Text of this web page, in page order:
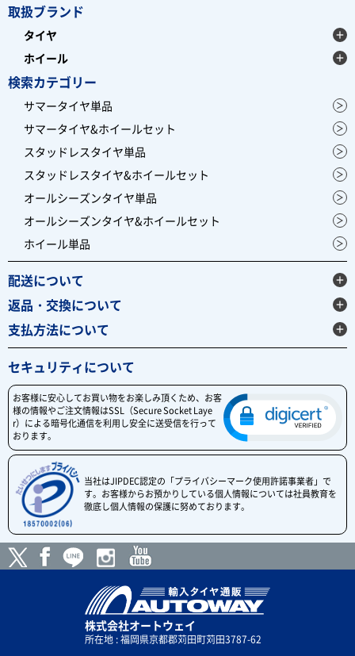
取扱ブランド
タイヤ
ホイール
検索カテゴリー
サマータイヤ単品
サマータイヤ&ホイールセット
スタッドレスタイヤ単品
スタッドレスタイヤ&ホイールセット
オールシーズンタイヤ単品
オールシーズンタイヤ&ホイールセット
ホイール単品
配送について
返品・交換について
支払方法について
セキュリティについて
お客様に安心してお買い物をお楽しみ頂くため、お客
様の情報やご注文情報はSSL（Secure Socket Laye
r）による暗号化通信を利用し安全に送受信を行って
おります。
当社はJIPDEC認定の「プライバシーマーク使用許諾事業者」で
す。お客様からお預かりしている個人情報については社員教育を
徹底し個人情報の保護に努めております。
株式会社オートウェイ
所在地 : 福岡県京都郡苅田町苅田3787-62